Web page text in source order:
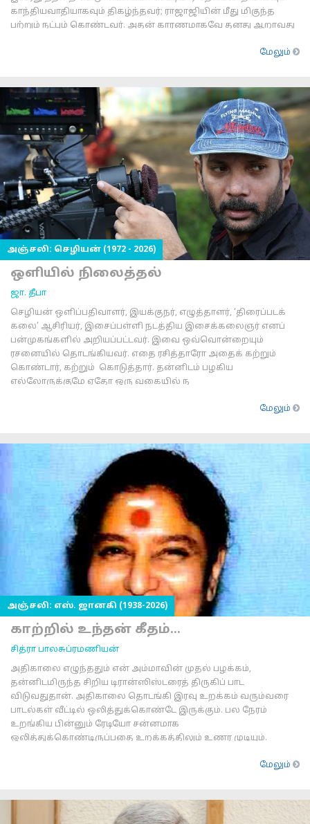
காந்தியவாதியாகவும் திகழ்ந்தவர்; ராஜாஜியின் மீது மிகுந்த
பற்றும் நட்பும் கொண்டவர். அதன் காரணமாகவே தனது ஆறாவது
மேலும்
அஞ்சலி: செழியன் (1972 - 2026)
ஒளியில் நிலைத்தல்
ஜா. தீபா
செழியன் ஒளிப்பதிவாளர், இயக்குநர், எழுத்தாளர், ‘திரைப்படக்
கலை’ ஆசிரியர், இசைப்பள்ளி நடத்திய இசைக்கலைஞர் எனப்
பன்முகங்களில் அறியப்பட்டவர். இவை ஒவ்வொன்றையும்
ரசனையில் தொடங்கியவர். எதை ரசித்தாரோ அதைக் கற்றும்
கொண்டார், கற்றும் கொடுத்தார். தன்னிடம் பழகிய
எல்லோருக்குமே ஏதோ ஒரு வகையில் ந
மேலும்
அஞ்சலி: எஸ். ஜானகி (1938-2026)
காற்றில் உந்தன் கீதம்...
சித்ரா பாலசுப்ரமணியன்
அதிகாலை எழுந்ததும் என் அம்மாவின் முதல் பழக்கம்,
தன்னிடமிருந்த சிறிய டிரான்ஸிஸ்டரைத் திருகிப் பாட
விடுவதுதான். அதிகாலை தொடங்கி இரவு உறக்கம் வரும்வரை
பாடல்கள் வீட்டில் ஒலித்துக்கொண்டே இருக்கும். பல நேரம்
உறங்கிய பின்னும் ரேடியோ சன்னமாக
ஒலித்துக்கொண்டிருப்பதை உறக்கத்திலும் உணர முடியும்.
மேலும்